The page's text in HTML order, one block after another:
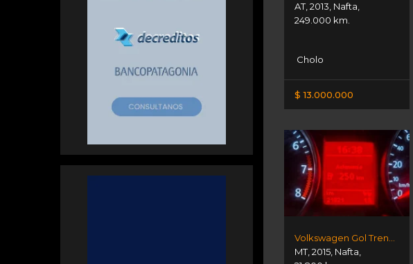
AT, 2013 Nafta
249.000 km.
Cholo
$ 13.000.000
MT, 2015, Nafta